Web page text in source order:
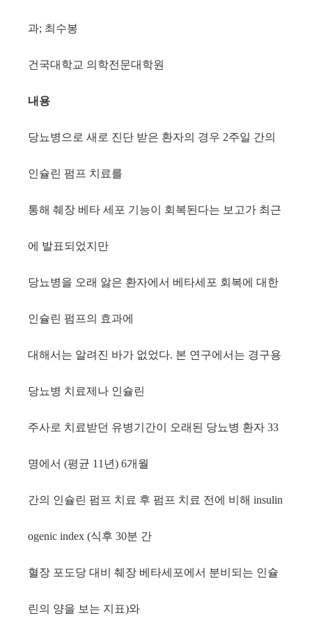
과; 최수봉
건국대학교 의학전문대학원
내용
당뇨병으로 새로 진단 받은 환자의 경우 2주일 간의
인슐린 펌프 치료를
통해 췌장 베타 세포 기능이 회복된다는 보고가 최근
에 발표되었지만
당뇨병을 오래 앓은 환자에서 베타세포 회복에 대한
인슐린 펌프의 효과에
대해서는 알려진 바가 없었다. 본 연구에서는 경구용
당뇨병 치료제나 인슐린
주사로 치료받던 유병기간이 오래된 당뇨병 환자 33
명에서 (평균 11 년) 6개월
간의 인슐린 펌프 치료 후 펌프 치료 전에 비해 insulin
ogenic index (식후 30분 간
혈장 포도당 대비 췌장 베타세포에서 분비되는 인슐
린의 양을 보는 지표)와